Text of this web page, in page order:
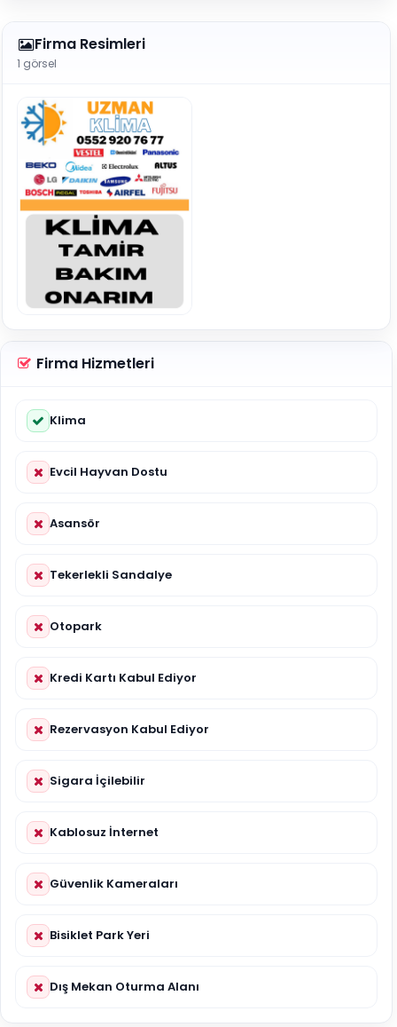
Firma Resimleri
1 görsel
Firma Hizmetleri
Klima
Evcil Hayvan Dostu
Asansör
Tekerlekli Sandalye
Otopark
Kredi Kartı Kabul Ediyor
Rezervasyon Kabul Ediyor
Sigara İçilebilir
Kablosuz İnternet
Güvenlik Kameraları
Bisiklet Park Yeri
Dış Mekan Oturma Alanı